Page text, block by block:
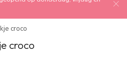
croco
croco